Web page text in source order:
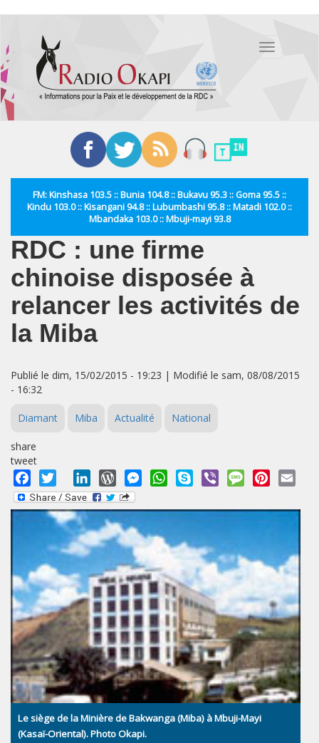
contenu
principal
Toggle
FM: Kinshasa 103.5 :: Bunia 104.8 :: Bukavu 95.3 :: Goma 95.5 ::
Kindu 103.0 :: Kisangani 94.8 :: Lubumbashi 95.8 :: Matadi 102.0 ::
Mbandaka 103.0 :: Mbuji-mayi 93.8
RDC : une firme
chinoise disposée à
relancer les activités de
la Miba
Publié le dim, 15/02/2015 - 19:23 | Modifié le sam, 08/08/2015
- 16:32
Diamant Miba Actualité National
share
tweet
Facebook
Twitter LinkedInWordPressMessengerWhatsApp
Skype Viber MessagePinterest
Le siège de la Minière de Bakwanga (Miba) à Mbuji-Mayi
(Kasaï-Oriental). Photo Okapi.